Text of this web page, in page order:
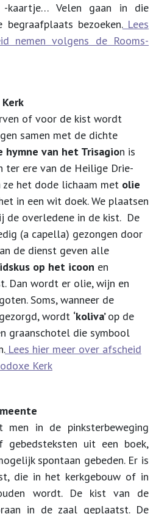
-kaartje… Velen gaan in die
begraafplaats bezoeken. Lees
nemen volgens de Rooms-
of voor de kist wordt
samen met de dichte
hymne van het Trisagion is
ter ere van de Heilige Drie-
ze het dode lichaam met olie
in een wit doek. We plaatsen
de overledene in de kist. De
(a capella) gezongen door
de dienst geven alle
op het icoon en
Dan wordt er olie, wijn en
Soms, wanneer de
wordt ‘koliva’op de
graanschotel die symbool
Lees hier meer over afscheid
Kerk
in de pinksterbeweging
uit een boek,
spontaan gebeden. Er is
die in het kerkgebouw of in
wordt. De kist van de
in de zaal geplaatst. De